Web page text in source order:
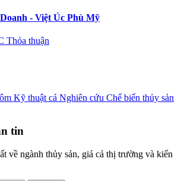
- Việt Úc Phù Mỹ
Thỏa thuận
Kỹ thuật cá Nghiên cứu Chế biến thủy sản
tin
về ngành thủy sản, giá cả thị trường và kiến